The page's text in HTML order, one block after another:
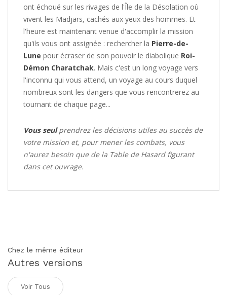
ont échoué sur les rivages de l'Île de la Désolation où
vivent les Madjars, cachés aux yeux des hommes. Et
l'heure est maintenant venue d'accomplir la mission
qu'ils vous ont assignée : rechercher la Pierre-de-
Lune pour écraser de son pouvoir le diabolique Roi-
Démon Charatchak. Mais c'est un long voyage vers
l'inconnu qui vous attend, un voyage au cours duquel
nombreux sont les dangers que vous rencontrerez au
tournant de chaque page...
Vous seulprendrez les décisions utiles au succès de
votre mission et, pour mener les combats, vous
n'aurez besoin que de la Table de Hasard figurant
dans cet ouvrage.
Chez le même éditeur
Autres versions
Voir Tous